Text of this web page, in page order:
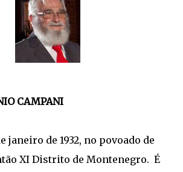
CAMPANI
janeiro de 1932, no povoado de
XI Distrito de Montenegro. É